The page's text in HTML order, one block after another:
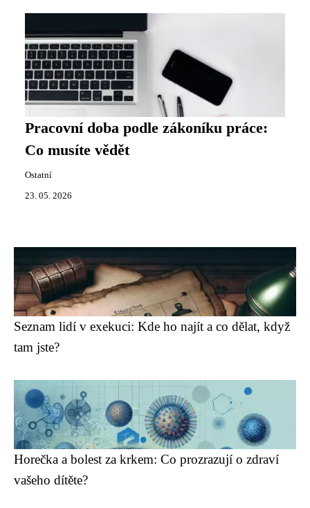
Pracovní doba podle zákoníku práce:
Co musíte vědět
Ostatní
23. 05. 2026
Seznam lidí v exekuci: Kde ho najít a co dělat, když
tam jste?
Horečka a bolest za krkem: Co prozrazují o zdraví
vašeho dítěte?